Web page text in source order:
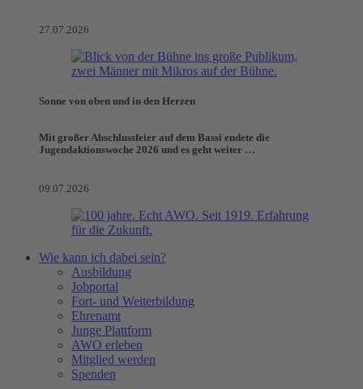
27.07.2026
Sonne von oben und in den Herzen
Mit großer Abschlussfeier auf dem Bassi endete die
Jugendaktionswoche 2026 und es geht weiter …
09.07.2026
Wie kann ich dabei sein?
Ausbildung
Jobportal
Fort- und Weiterbildung
Ehrenamt
Junge Plattform
AWO erleben
Mitglied werden
Spenden